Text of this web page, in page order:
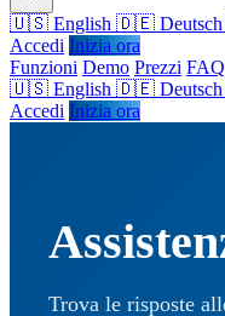
🇺🇸 English 🇩🇪 Deutsch
Accedi Inizia ora
Funzioni Demo Prezzi FAQ
🇺🇸 English 🇩🇪 Deutsch
Accedi Inizia ora
Trova le risposte